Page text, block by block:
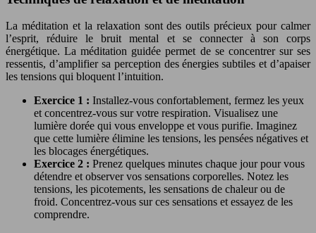
La méditation et la relaxation sont des outils précieux pour calmer
l’esprit, réduire le bruit mental et se connecter à son corps
énergétique. La méditation guidée permet de se concentrer sur ses
ressentis, d’amplifier sa perception des énergies subtiles et d’apaiser
les tensions qui bloquent l’intuition.
Exercice 1 : Installez-vous confortablement, fermez les yeux
et concentrez-vous sur votre respiration. Visualisez une
lumière dorée qui vous enveloppe et vous purifie. Imaginez
que cette lumière élimine les tensions, les pensées négatives et
les blocages énergétiques.
Exercice 2 : Prenez quelques minutes chaque jour pour vous
détendre et observer vos sensations corporelles. Notez les
tensions, les picotements, les sensations de chaleur ou de
froid. Concentrez-vous sur ces sensations et essayez de les
comprendre.